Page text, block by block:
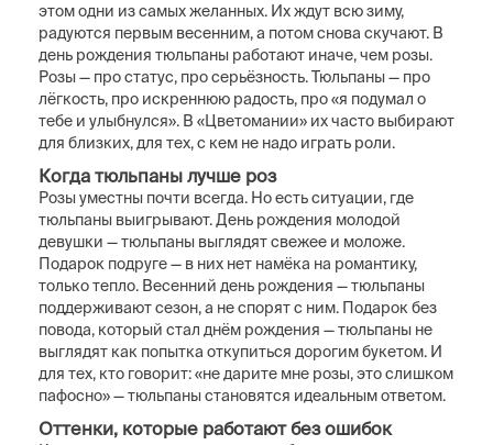
этом одни из самых желанных. Их ждут всю зиму,
радуются первым весенним, а потом снова скучают. В
день рождения тюльпаны работают иначе, чем розы.
Розы — про статус, про серьёзность. Тюльпаны — про
лёгкость, про искреннюю радость, про «я подумал о
тебе и улыбнулся». В «Цветомании» их часто выбирают
для близких, для тех, с кем не надо играть роли.
Когда тюльпаны лучше роз
Розы уместны почти всегда. Но есть ситуации, где
тюльпаны выигрывают. День рождения молодой
девушки — тюльпаны выглядят свежее и моложе.
Подарок подруге — в них нет намёка на романтику,
только тепло. Весенний день рождения — тюльпаны
поддерживают сезон, а не спорят с ним. Подарок без
повода, который стал днём рождения — тюльпаны не
выглядят как попытка откупиться дорогим букетом. И
для тех, кто говорит: «не дарите мне розы, это слишком
пафосно» — тюльпаны становятся идеальным ответом.
Оттенки, которые работают без ошибок